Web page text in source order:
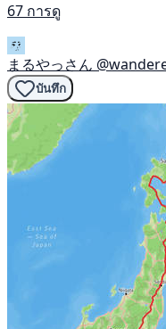
67 การดู
まるやっさん
บันทึก